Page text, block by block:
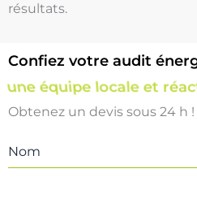
résultats.
Confiez votre audit
une équipe locale et
Obtenez un devis sous 24 h !
Nom